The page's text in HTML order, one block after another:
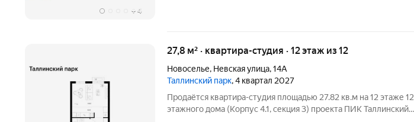
+ 4
27,8 м² · квартира-студия · 12 этаж из 12
Новоселье, Невская улица,14А
Таллинский парк, 4 квартал 2027
Продаётся квартира-студия площадью 27.82 кв.м на 12 этаже 12
этажного дома (Корпус 4.1, секция 3) проекта ПИК Таллинский